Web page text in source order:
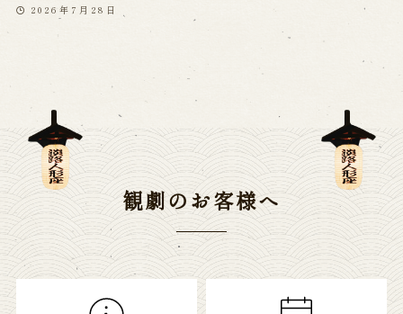
2026年7月28日
観劇のお客様へ